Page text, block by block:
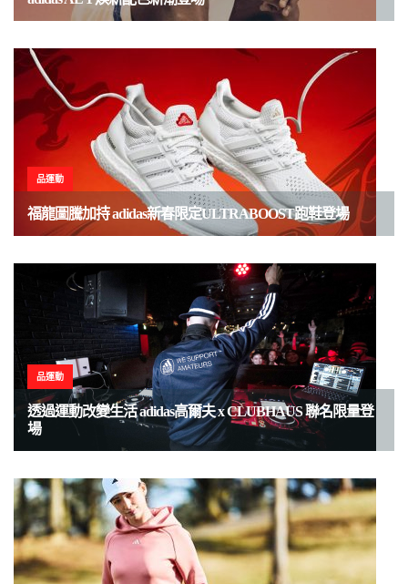
品運動
福龍圖騰加持 adidas新春限定ULTRABOOST跑鞋登場
品運動
透過運動改變生活 adidas高爾夫 x CLUBHAUS 聯名限量登
場